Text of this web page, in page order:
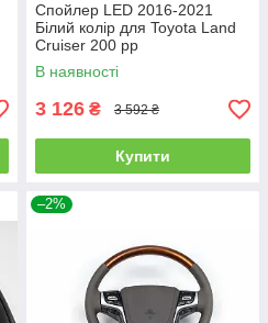
Спойлер LED 2016-2021
Білий колір для Toyota Land
Cruiser 200 рр
В наявності
3 126 ₴ 3 592 ₴
Купити
–2%